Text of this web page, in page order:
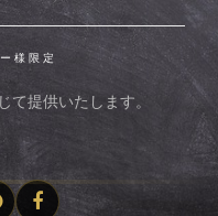
様限定
提供いたします。